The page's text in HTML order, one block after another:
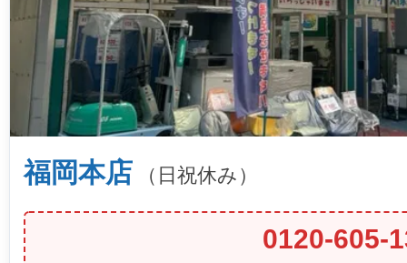
福岡本店 （日祝休み）
0120-605-